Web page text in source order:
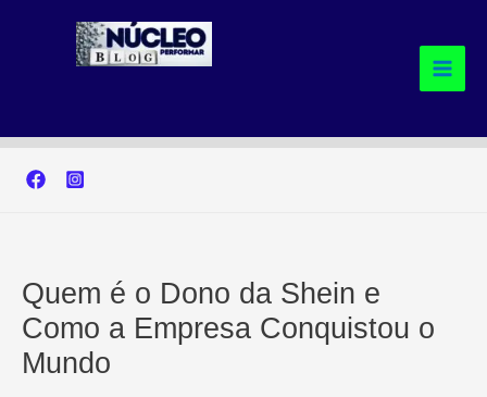
Quem é o Dono da Shein e
Como a Empresa Conquistou o
Mundo